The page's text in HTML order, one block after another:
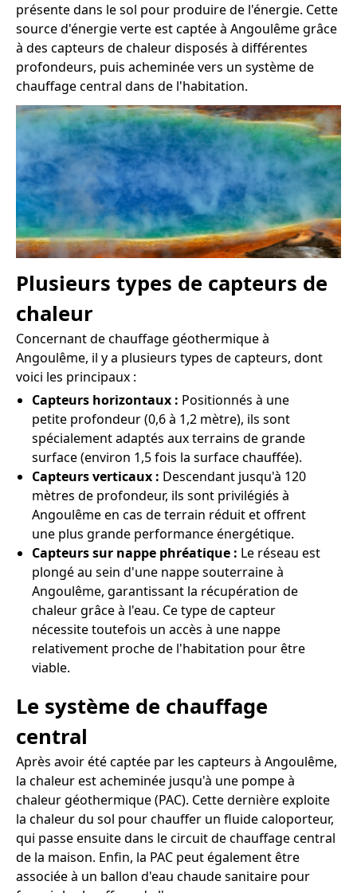
présente dans le sol pour produire de l'énergie. Cette
source d'énergie verte est captée à Angoulême grâce
à des capteurs de chaleur disposés à différentes
profondeurs, puis acheminée vers un système de
chauffage central dans de l'habitation.
Plusieurs types de capteurs de
chaleur
Concernant de chauffage géothermique à
Angoulême, il y a plusieurs types de capteurs, dont
voici les principaux :
Capteurs horizontaux : Positionnés à une
petite profondeur (0,6 à 1,2 mètre), ils sont
spécialement adaptés aux terrains de grande
surface (environ 1,5 fois la surface chauffée).
Capteurs verticaux : Descendant jusqu'à 120
mètres de profondeur, ils sont privilégiés à
Angoulême en cas de terrain réduit et offrent
une plus grande performance énergétique.
Capteurs sur nappe phréatique : Le réseau est
plongé au sein d'une nappe souterraine à
Angoulême, garantissant la récupération de
chaleur grâce à l'eau. Ce type de capteur
nécessite toutefois un accès à une nappe
relativement proche de l'habitation pour être
viable.
Le système de chauffage
central
Après avoir été captée par les capteurs à Angoulême,
la chaleur est acheminée jusqu'à une pompe à
chaleur géothermique (PAC). Cette dernière exploite
la chaleur du sol pour chauffer un fluide caloporteur,
qui passe ensuite dans le circuit de chauffage central
de la maison. Enfin, la PAC peut également être
associée à un ballon d'eau chaude sanitaire pour